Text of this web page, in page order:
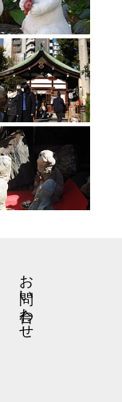
お問い合わせ